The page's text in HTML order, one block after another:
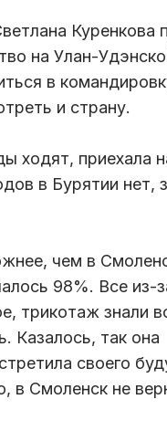
Куренкова
на Улан-
в
и страну.
ходят, приехала
в Бурятии нет,
чем в
98%. Все из-
трикотаж знали
Казалось, так она
своего
в Смоленск не